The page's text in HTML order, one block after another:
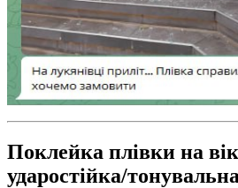
Поклейка плівки на
ударостійка/